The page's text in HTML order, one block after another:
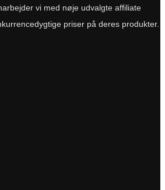
vi med nøje udvalgte affiliate
priser på deres produkter.